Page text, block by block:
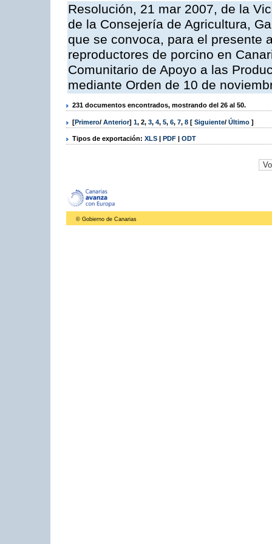
Resolución, 21 mar 2007, de la
de la Consejería de Agricultura,
que se convoca, para el presente
reproductores de porcino en
Comunitario de Apoyo a las
mediante Orden de 10 de
231 documentos encontrados, mostrando del 26 al 50.
[Primero/ Anterior] 1, 2, 3, 4, 5, 6, 7, 8 [ Siguiente/ Último ]
Tipos de exportación: XLS | PDF | ODT
© Gobierno de Canarias